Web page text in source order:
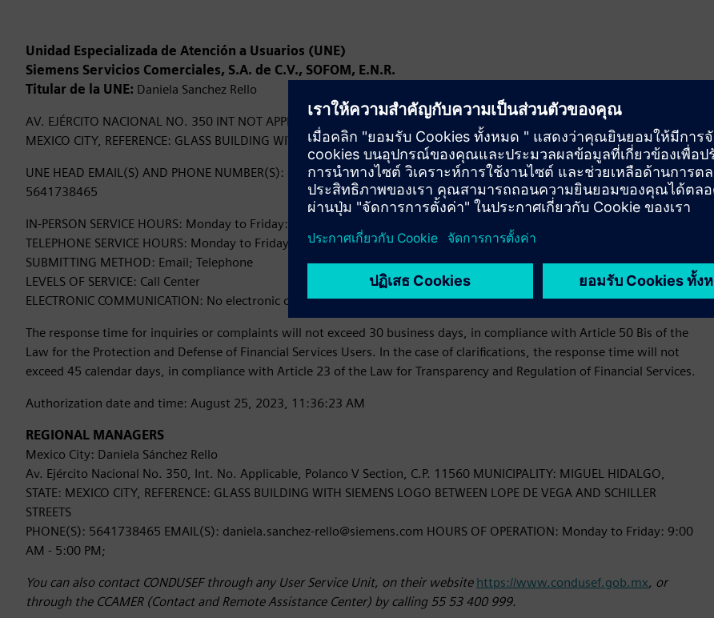
Unidad Especializada de Atención a Usuarios (UNE)
Siemens Servicios Comerciales, S.A. de C.V., SOFOM, E.N.R.
Titular de la UNE: Daniela Sanchez Rello
AV. EJÉRCITO NACIONAL NO. 350 INT NOT APPLICABLE, POLANCO V SECTION, CP 11560, MIGUEL HIDALGO BOROUGH,
MEXICO CITY, REFERENCE: GLASS BUILDING WITH SIEMENS LOGO BETWEEN LOPE DE VEGA AND SCHILLER STREETS
UNE HEAD EMAIL(S) AND PHONE NUMBER(S): daniela.sanchez-rello@siemens.com
5641738465
IN-PERSON SERVICE HOURS: Monday to Friday: 9:00 AM - 5:00 PM;
TELEPHONE SERVICE HOURS: Monday to Friday: 9:00 AM - 5:00 PM;
SUBMITTING METHOD: Email; Telephone
LEVELS OF SERVICE: Call Center
ELECTRONIC COMMUNICATION: No electronic or digital communication available:
The response time for inquiries or complaints will not exceed 30 business days, in compliance with Article 50 Bis of the
Law for the Protection and Defense of Financial Services Users. In the case of clarifications, the response time will not
exceed 45 calendar days, in compliance with Article 23 of the Law for Transparency and Regulation of Financial Services.
Authorization date and time: August 25, 2023, 11:36:23 AM
REGIONAL MANAGERS
Mexico City: Daniela Sánchez Rello
Av. Ejército Nacional No. 350, Int. No. Applicable, Polanco V Section, C.P. 11560 MUNICIPALITY: MIGUEL HIDALGO,
STATE: MEXICO CITY, REFERENCE: GLASS BUILDING WITH SIEMENS LOGO BETWEEN LOPE DE VEGA AND SCHILLER
STREETS
PHONE(S): 5641738465 EMAIL(S): daniela.sanchez-rello@siemens.com HOURS OF OPERATION: Monday to Friday: 9:00
AM - 5:00 PM;
You can also contact CONDUSEF through any User Service Unit, on their website https://www.condusef.gob.mx, or
through the CCAMER (Contact and Remote Assistance Center) by calling 55 53 400 999.